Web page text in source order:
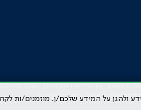
הרפואית בישראל.מדיניות הפרטיות
ולהגן על המידע שלכם/ן. מוזמנים/ות